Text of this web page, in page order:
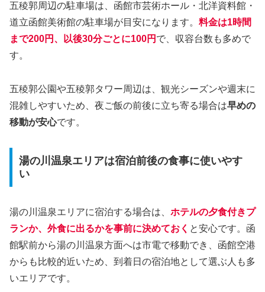
五稜郭周辺の駐車場は、函館市芸術ホール・北洋資料館・
道立函館美術館の駐車場が目安になります。 料金は1時間
まで200円、以後30分ごとに100円 で、収容台数も多めで
す。
五稜郭公園や五稜郭タワー周辺は、観光シーズンや週末に
混雑しやすいため、夜ご飯の前後に立ち寄る場合は早めの
移動が安心です。
湯の川温泉エリアは宿泊前後の食事に使いやす
い
湯の川温泉エリアに宿泊する場合は、 ホテルの夕食付きプ
ランか、外食に出るかを事前に決めておく と安心です。函
館駅前から湯の川温泉方面へは市電で移動でき、函館空港
からも比較的近いため、到着日の宿泊地として選ぶ人も多
いエリアです。